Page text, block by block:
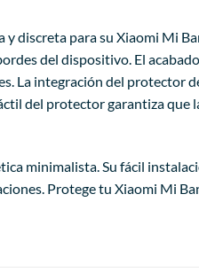
discreta para su Xiaomi Mi
del dispositivo. El
La integración del protector
del protector garantiza que
minimalista. Su fácil
Protege tu Xiaomi Mi